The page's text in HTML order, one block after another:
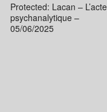
Protected: Lacan – L’acte
psychanalytique –
05/06/2025